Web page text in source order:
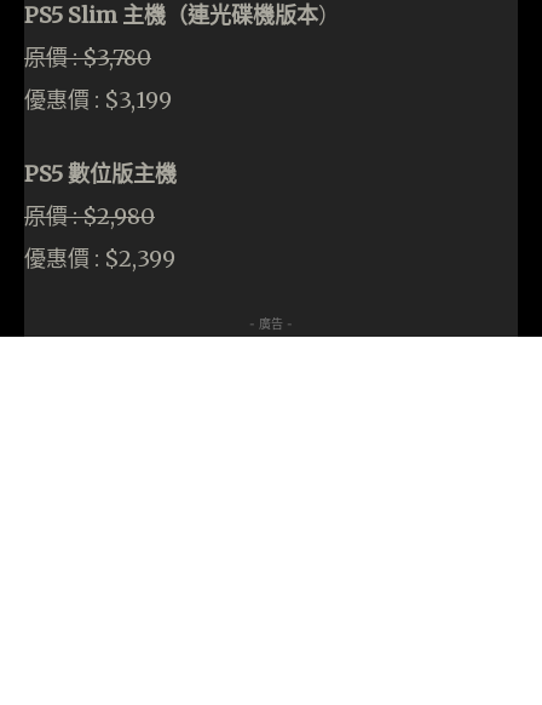
PS5 Slim 主機（連光碟機版本）
原價 : $3,780
優惠價 : $3,199
PS5 數位版主機
原價 : $2,980
優惠價 : $2,399
- 廣告 -